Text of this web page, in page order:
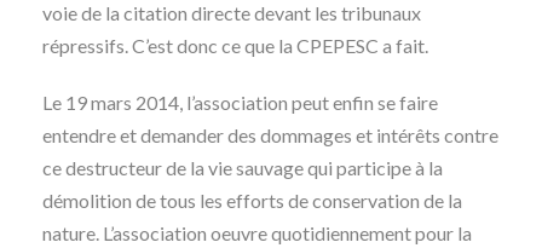
voie de la citation directe devant les tribunaux
répressifs. C’est donc ce que la CPEPESC a fait.
Le 19 mars 2014, l’association peut enfin se faire
entendre et demander des dommages et intérêts contre
ce destructeur de la vie sauvage qui participe à la
démolition de tous les efforts de conservation de la
nature. L’association oeuvre quotidiennement pour la